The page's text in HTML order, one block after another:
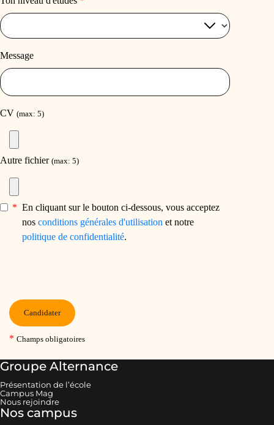
Groupe Alternance
Présentation de l’école
Campus Mag
Nous rejoindre
Nos campus